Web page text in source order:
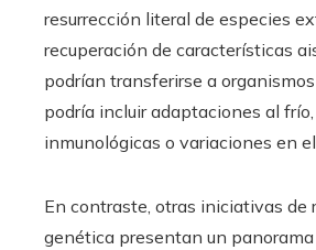
resurrección literal de especies
recuperación de características
podrían transferirse a
podría incluir adaptaciones al
inmunológicas o variaciones en
En contraste, otras iniciativas de
genética presentan un panorama